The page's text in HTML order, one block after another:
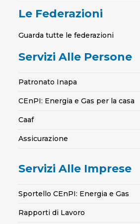
Le Federazioni
Guarda tutte le federazioni
Servizi Alle Persone
Patronato Inapa
CEnPI: Energia e Gas per la casa
Caaf
Assicurazione
Servizi Alle Imprese
Sportello CEnPI: Energia e Gas
Rapporti di Lavoro